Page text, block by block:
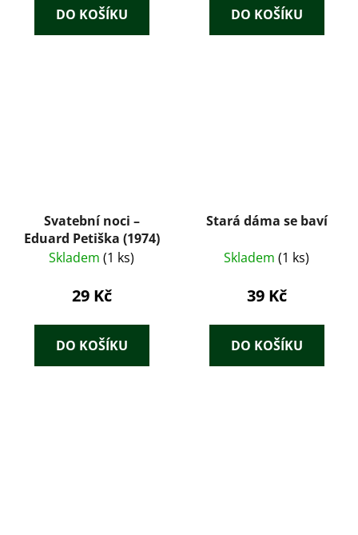
DO KOŠÍKU DO KOŠÍKU
Svatební noci –
Eduard Petiška (1974)
Skladem (1 ks)
29 Kč
DO KOŠÍKU
Stará dáma se baví
Skladem (1 ks)
39 Kč
DO KOŠÍKU